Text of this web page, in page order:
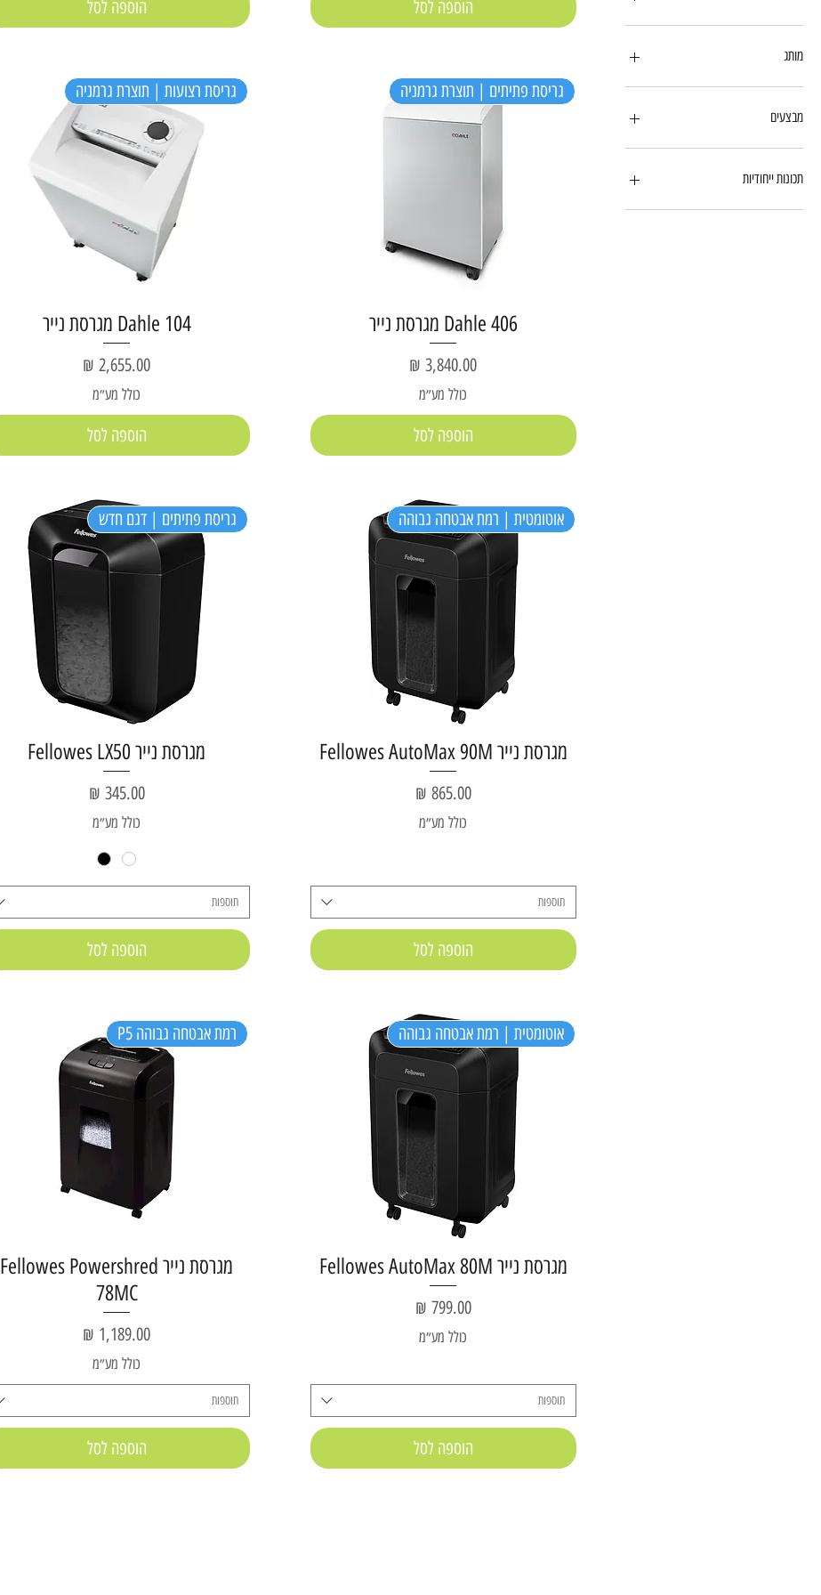
מגרסות תוצרת ארה"ב
מותג
Fellowes
Jinpexמבצעים
מגרסות במבצע
תכונות ייחודיות
שקטה במיוחד
הוספה לסל הוספה לסל
גריסת פתיתים | תוצרת גרמניה
Dahle 406 מגרסת נייר
מחיר
כולל מע״מ
הוספה לסל
גריסת רצועות | תוצרת גרמניה
Dahle 104 מגרסת נייר
מחיר
כולל מע״מ
הוספה לסל
אוטומטית | רמת אבטחה גבוהה
מגרסת נייר Fellowes AutoMax 90M
מחיר‏865.00 ‏₪
כולל מע״מ
תוספות
הוספה לסל
גריסת פתיתים | דגם חדש
מגרסת נייר Fellowes LX50
מחיר‏345.00 ‏₪
כולל מע״מ
תוספות
הוספה לסל
אוטומטית | רמת אבטחה גבוהה
מגרסת נייר Fellowes AutoMax 80M
מחיר‏799.00 ‏₪
כולל מע״מ
תוספות
הוספה לסל
רמת אבטחה גבוהה P5
מגרסת נייר Fellowes Powershred
78MC
מחיר
כולל מע״מ
תוספות
הוספה לסל